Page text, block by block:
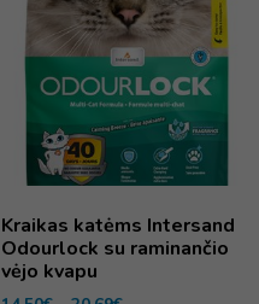
Kraikas katėms Intersand
Odourlock su raminančio
vėjo kvapu